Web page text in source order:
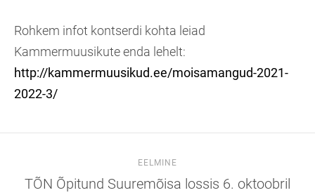
Rohkem infot kontserdi kohta leiad
Kammermuusikute enda lehelt:
http://kammermuusikud.ee/moisamangud-2021-
2022-3/
EELMINE
TÕN Õpitund Suuremõisa lossis 6. oktoobril